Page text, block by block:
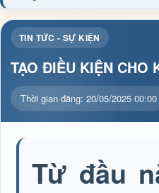
TIN TỨC - SỰ KIỆN
TẠO ĐIỀU KIỆN CHO
Thời gian đăng: 20/05/2025 00:00
Từ đầu